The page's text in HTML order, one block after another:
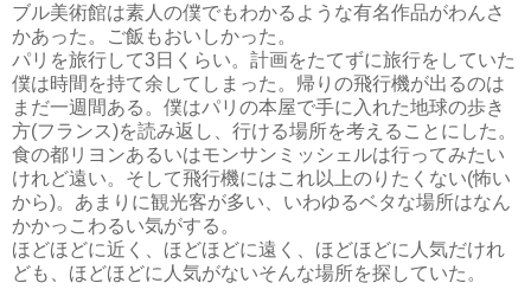
ブル美術館は素人の僕でもわかるような有名作品がわんさ
かあった。ご飯もおいしかった。
パリを旅行して3日くらい。計画をたてずに旅行をしていた
僕は時間を持て余してしまった。帰りの飛行機が出るのは
まだ一週間ある。僕はパリの本屋で手に入れた地球の歩き
方(フランス)を読み返し、行ける場所を考えることにした。
食の都リヨンあるいはモンサンミッシェルは行ってみたい
けれど遠い。そして飛行機にはこれ以上のりたくない(怖い
から)。あまりに観光客が多い、いわゆるベタな場所はなん
かかっこわるい気がする。
ほどほどに近く、ほどほどに遠く、ほどほどに人気だけれ
ども、ほどほどに人気がないそんな場所を探していた。